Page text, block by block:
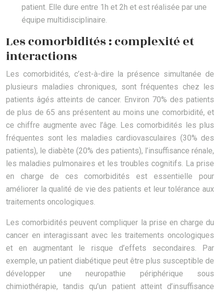
patient. Elle dure entre 1h et 2h et est réalisée par une
équipe multidisciplinaire.
Les comorbidités : complexité et
interactions
Les comorbidités, c’est-à-dire la présence simultanée de
plusieurs maladies chroniques, sont fréquentes chez les
patients âgés atteints de cancer. Environ 70% des patients
de plus de 65 ans présentent au moins une comorbidité, et
ce chiffre augmente avec l’âge. Les comorbidités les plus
fréquentes sont les maladies cardiovasculaires (30% des
patients), le diabète (20% des patients), l’insuffisance rénale,
les maladies pulmonaires et les troubles cognitifs. La prise
en charge de ces comorbidités est essentielle pour
améliorer la qualité de vie des patients et leur tolérance aux
traitements oncologiques.
Les comorbidités peuvent compliquer la prise en charge du
cancer en interagissant avec les traitements oncologiques
et en augmentant le risque d’effets secondaires. Par
exemple, un patient diabétique peut être plus susceptible de
développer une neuropathie périphérique sous
chimiothérapie, tandis qu’un patient atteint d’insuffisance